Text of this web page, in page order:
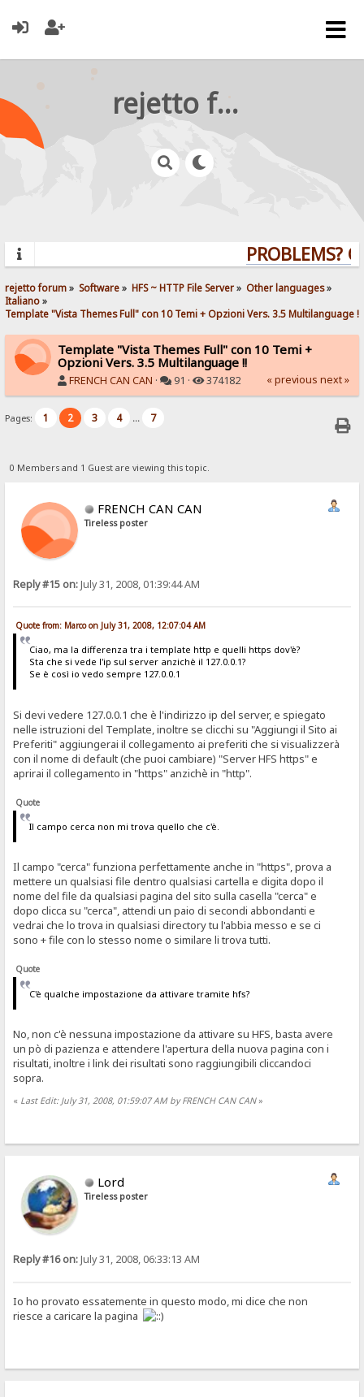
rejetto forum
PROBLEMS?
rejetto forum» Software» HFS ~ HTTP File Server» Other languages»
Italiano»
Template "Vista Themes Full" con 10 Temi + Opzioni Vers. 3.5 Multilanguage !!
Template "Vista Themes Full" con 10 Temi +
Opzioni Vers. 3.5 Multilanguage !!
FRENCH CAN CAN · 91 · 374182 « previous next »
Pages: 1 2 3 4 ... 7
0 Members and 1 Guest are viewing this topic.
FRENCH CAN CAN
Tireless poster
Reply #15 on:July 31, 2008, 01:39:44 AM
Quote from: Marco on July 31, 2008, 12:07:04 AM
Ciao, ma la differenza tra i template http e quelli https dov'è?
Sta che si vede l'ip sul server anzichè il 127.0.0.1?
Se è così io vedo sempre 127.0.0.1
Si devi vedere 127.0.0.1 che è l'indirizzo ip del server, e spiegato
nelle istruzioni del Template, inoltre se clicchi su "Aggiungi il Sito ai
Preferiti" aggiungerai il collegamento ai preferiti che si visualizzerà
con il nome di default (che puoi cambiare) "Server HFS https" e
aprirai il collegamento in "https" anzichè in "http".
Quote
Il campo cerca non mi trova quello che c'è.
Il campo "cerca" funziona perfettamente anche in "https", prova a
mettere un qualsiasi file dentro qualsiasi cartella e digita dopo il
nome del file da qualsiasi pagina del sito sulla casella "cerca" e
dopo clicca su "cerca", attendi un paio di secondi abbondanti e
vedrai che lo trova in qualsiasi directory tu l'abbia messo e se ci
sono + file con lo stesso nome o similare li trova tutti.
Quote
C'è qualche impostazione da attivare tramite hfs?
No, non c'è nessuna impostazione da attivare su HFS, basta avere
un pò di pazienza e attendere l'apertura della nuova pagina con i
risultati, inoltre i link dei risultati sono raggiungibili cliccandoci
sopra.
« Last Edit: July 31, 2008, 01:59:07 AM by FRENCH CAN CAN»
Lord
Tireless poster
Reply #16 on:July 31, 2008, 06:33:13 AM
Io ho provato essatemente in questo modo, mi dice che non
riesce a caricare la pagina